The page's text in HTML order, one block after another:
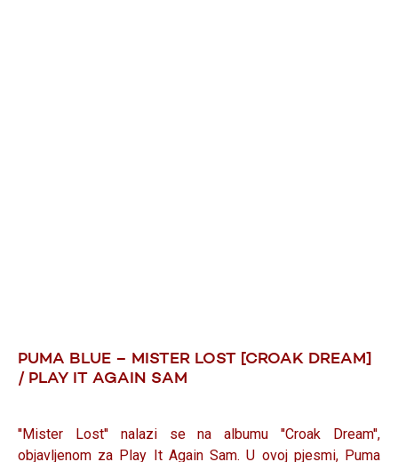
PUMA BLUE – MISTER LOST [CROAK DREAM]
/ PLAY IT AGAIN SAM
''Mister Lost'' nalazi se na albumu ''Croak Dream'',
objavljenom za Play It Again Sam. U ovoj pjesmi, Puma